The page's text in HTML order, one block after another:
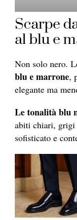
Scarpe
al blu e
Non solo nero.
blu e marrone,
elegante ma
Le tonalità blu
abiti chiari, grigi
sofisticato e